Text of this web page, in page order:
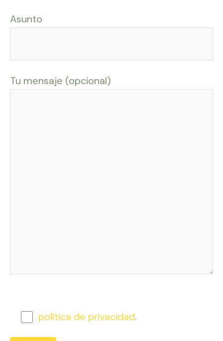
Asunto
Tu mensaje (opcional)
política de privacidad.